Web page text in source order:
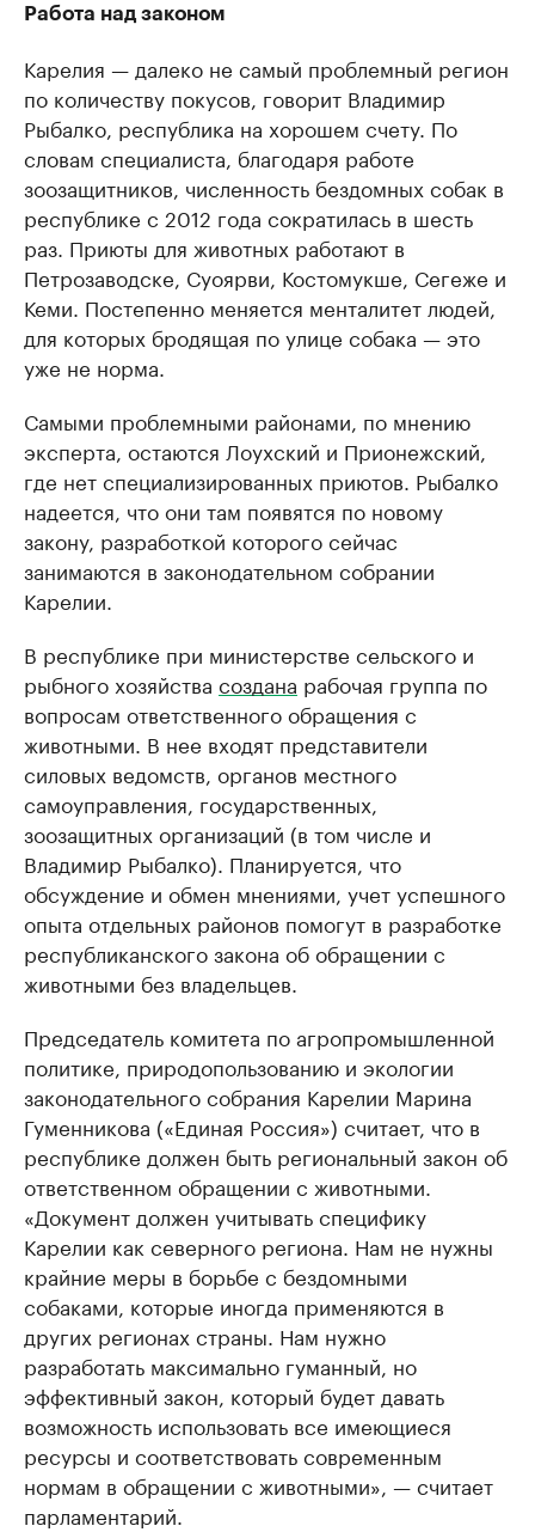
Работа над законом
Карелия — далеко не самый проблемный регион
по количеству покусов, говорит Владимир
Рыбалко, республика на хорошем счету. По
словам специалиста, благодаря работе
зоозащитников, численность бездомных собак в
республике с 2012 года сократилась в шесть
раз. Приюты для животных работают в
Петрозаводске, Суоярви, Костомукше, Сегеже и
Кеми. Постепенно меняется менталитет людей,
для которых бродящая по улице собака — это
уже не норма.
Самыми проблемными районами, по мнению
эксперта, остаются Лоухский и Прионежский,
где нет специализированных приютов. Рыбалко
надеется, что они там появятся по новому
закону, разработкой которого сейчас
занимаются в законодательном собрании
Карелии.
В республике при министерстве сельского и
рыбного хозяйства создана рабочая группа по
вопросам ответственного обращения с
животными. В нее входят представители
силовых ведомств, органов местного
самоуправления, государственных,
зоозащитных организаций (в том числе и
Владимир Рыбалко). Планируется, что
обсуждение и обмен мнениями, учет успешного
опыта отдельных районов помогут в разработке
республиканского закона об обращении с
животными без владельцев.
Председатель комитета по агропромышленной
политике, природопользованию и экологии
законодательного собрания Карелии Марина
Гуменникова («Единая Россия») считает, что в
республике должен быть региональный закон об
ответственном обращении с животными.
«Документ должен учитывать специфику
Карелии как северного региона. Нам не нужны
крайние меры в борьбе с бездомными
собаками, которые иногда применяются в
других регионах страны. Нам нужно
разработать максимально гуманный, но
эффективный закон, который будет давать
возможность использовать все имеющиеся
ресурсы и соответствовать современным
нормам в обращении с животными», — считает
парламентарий.